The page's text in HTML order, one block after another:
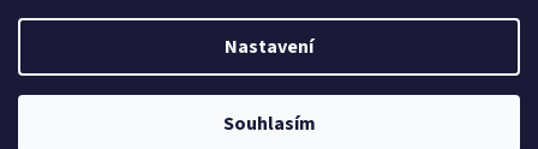
Nastavení
Souhlasím
Vážení zákazníci, z důvodu čerpání dovolených budou objednávky
přijaté v období od 20. do 24. července expedovány po 28. 7. Zároveň si
Vás dovolujeme upozornit, že v průběhu letních prázdnin může být
expedice o pár dní prodloužena. Děkujeme Vám za pochopení a
Vytvořil Shoptet
BONASTYL. Všechna práva vyhrazena.